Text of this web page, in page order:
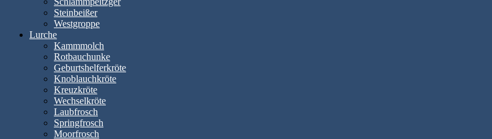
Steinbeißer
Westgroppe
Lurche
Kammmolch
Rotbauchunke
Geburtshelferkröte
Knoblauchkröte
Kreuzkröte
Wechselkröte
Laubfrosch
Springfrosch
Moorfrosch